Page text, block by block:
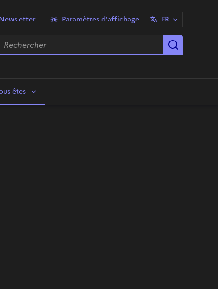
Paramètres d'affichage FR
êtes